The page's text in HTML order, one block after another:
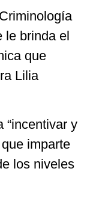
le brinda el
que
Lilia
“incentivar y
imparte
los niveles